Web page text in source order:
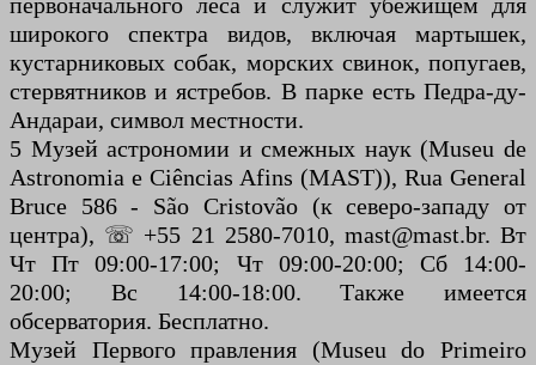
широкого спектра видов, включая мартышек,
кустарниковых собак, морских свинок, попугаев,
стервятников и ястребов. В парке есть Педра-ду-
Андараи, символ местности.
5 Музей астрономии и смежных наук (Museu de
Astronomia e Ciências Afins (MAST)), Rua General
Bruce 586 - São Cristovão (к северо-западу от
центра), ☏ +55 21 2580-7010, mast@mast.br. Вт
Чт Пт 09:00-17:00; Чт 09:00-20:00; Сб 14:00-
20:00; Вс 14:00-18:00. Также имеется
обсерватория. Бесплатно.
Музей Первого правления (Museu do Primeiro